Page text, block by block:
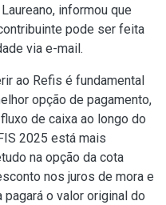
informou que
pode ser feita
via e-mail.
ao Refis é fundamental
opção de pagamento,
de caixa ao longo do
2025 está mais
na opção da cota
nos juros de mora e
o valor original do